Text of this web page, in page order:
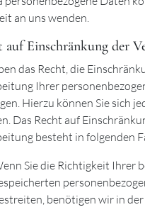
an uns wenden.
auf Einschränkung der
das Recht, die
Ihrer
Hierzu können Sie sich
Das Recht auf
besteht in folgenden
Sie die Richtigkeit Ihrer
benötigen wir in der